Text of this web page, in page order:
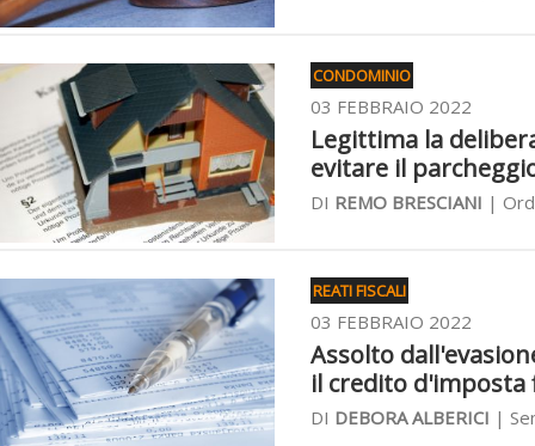
CONDOMINIO
03 FEBBRAIO 2022
Legittima la
evitare il
DI REMO BRESCIANI |
REATI FISCALI
03 FEBBRAIO 2022
Assolto
il credito
DI DEBORA ALBERICI |